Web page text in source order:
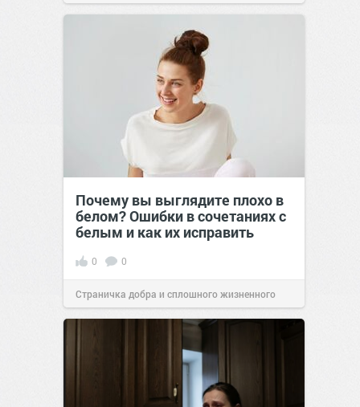
сайт.23:42Вчера
Почему вы выглядите плохо в
белом? Ошибки в сочетаниях с
белым и как их исправить
0 0
Страничка добра и сплошного жизненного
позитива!00:29Сегодня